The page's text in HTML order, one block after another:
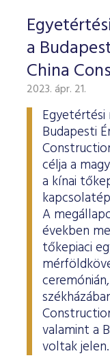
a
China
2023. ápr. 21.
Budapesti
célja a
a kínai
A
években
tőkepiaci
valamint a
voltak jelen.